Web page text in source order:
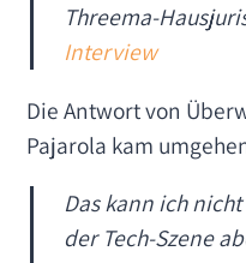
Threema-
Interview
Die Antwort von
Pajarola kam
Das kann ich
der Tech-Szene